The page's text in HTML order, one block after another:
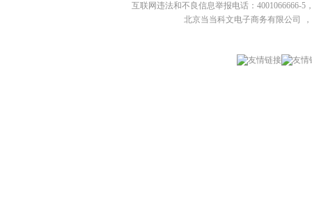
互联网违法和不良信息举报电话：4001066666-5
北京当当科文电子商务有限公司